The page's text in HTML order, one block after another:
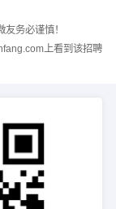
务必谨慎！
上看到该招聘